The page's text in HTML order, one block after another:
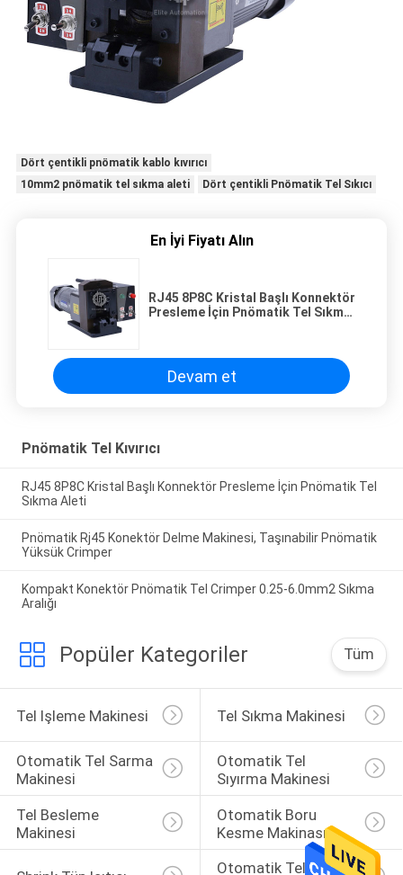
Dört çentikli pnömatik kablo kıvırıcı
10mm2 pnömatik tel sıkma aleti
Dört çentikli Pnömatik Tel Sıkıcı
En İyi Fiyatı Alın
RJ45 8P8C Kristal Başlı Konnektör
Presleme İçin Pnömatik Tel Sıkma
Devam et
Pnömatik Tel Kıvırıcı
RJ45 8P8C Kristal Başlı Konnektör Presleme İçin Pnömatik Tel
Sıkma Aleti
Pnömatik Rj45 Konektör Delme Makinesi, Taşınabilir Pnömatik
Yüksük Crimper
Kompakt Konektör Pnömatik Tel Crimper 0.25-6.0mm2 Sıkma
Aralığı
Popüler Kategoriler Tüm
Tel Işleme Makinesi Tel Sıkma Makinesi
Otomatik Tel Sarma
Makinesi
Otomatik Tel
Sıyırma Makinesi
Tel Besleme
Makinesi
Otomatik Boru
Kesme Makinası
Otomatik Tel